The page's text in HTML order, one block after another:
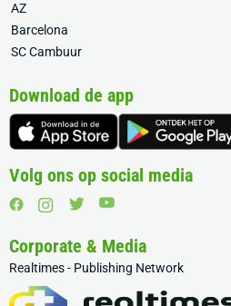
AZ
Barcelona
SC Cambuur
Download de app
Volg ons op social media
Corporate & Media
Realtimes - Publishing Network